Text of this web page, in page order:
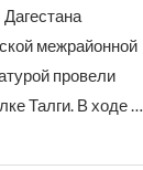
межрайонной
провели
Талги. В ходе …